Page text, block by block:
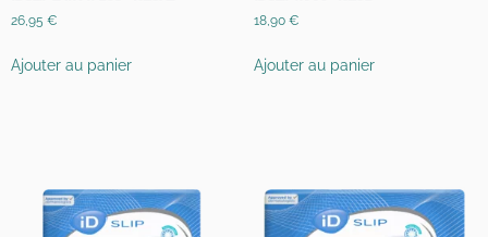
26,95 €
Ajouter au panier
18,90 €
Ajouter au panier